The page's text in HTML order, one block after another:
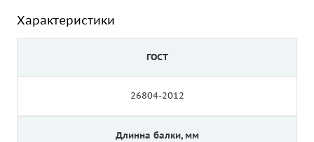
Характеристики
ГОСТ
26804-2012
Длинна балки, мм